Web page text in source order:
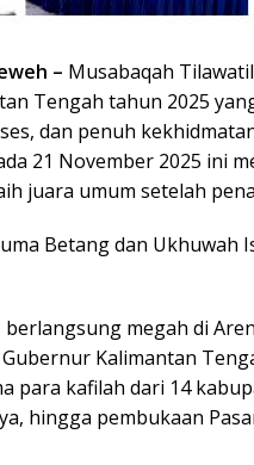
– Musabaqah
Tengah tahun 2025
dan penuh
21 November 2025 ini
juara umum setelah
Betang dan Ukhuwah
berlangsung megah di
Kalimantan
para kafilah dari 14
hingga pembukaan